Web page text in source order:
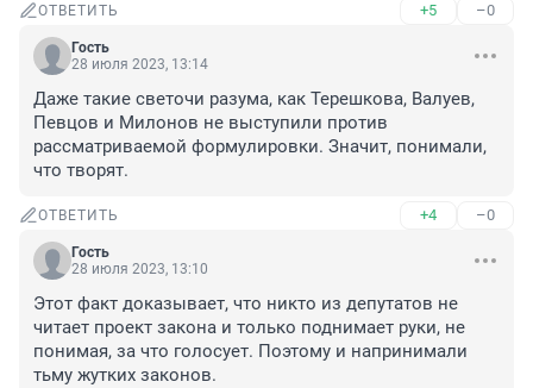
ОТВЕТИТЬ +5 –0
Гость
28 июля 2023, 13:14
Даже такие светочи разума, как Терешкова, Валуев,
Певцов и Милонов не выступили против
рассматриваемой формулировки. Значит, понимали,
что творят.
ОТВЕТИТЬ +4 –0
Гость
28 июля 2023, 13:10
Этот факт доказывает, что никто из депутатов не
читает проект закона и только поднимает руки, не
понимая, за что голосует. Поэтому и напринимали
тьму жутких законов.